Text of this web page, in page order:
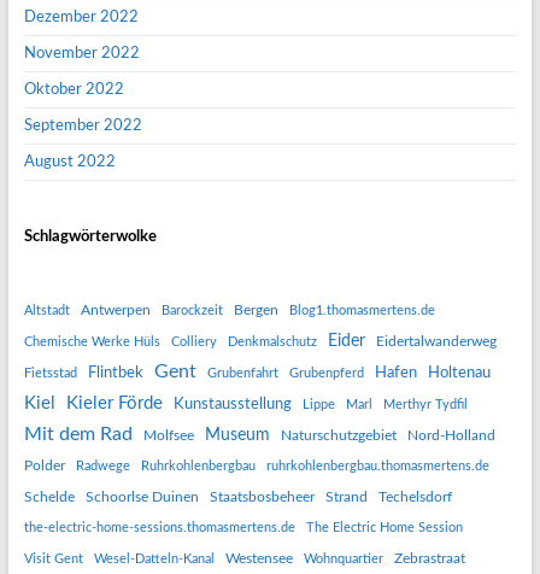
Dezember 2022
November 2022
Oktober 2022
September 2022
August 2022
Schlagwörterwolke
Altstadt Antwerpen Barockzeit Bergen Blog1.thomasmertens.de
Chemische Werke Hüls Colliery Denkmalschutz Eider Eidertalwanderweg
Fietsstad Flintbek Gent Grubenfahrt Grubenpferd Hafen Holtenau
Kiel Kieler Förde Kunstausstellung Lippe Marl Merthyr Tydfil
Mit dem Rad Molfsee Museum Naturschutzgebiet Nord-Holland
Polder Radwege Ruhrkohlenbergbau ruhrkohlenbergbau.thomasmertens.de
Schelde Schoorlse Duinen Staatsbosbeheer Strand Techelsdorf
the-electric-home-sessions.thomasmertens.de The Electric Home Session
Visit Gent Wesel-Datteln-Kanal Westensee Wohnquartier Zebrastraat